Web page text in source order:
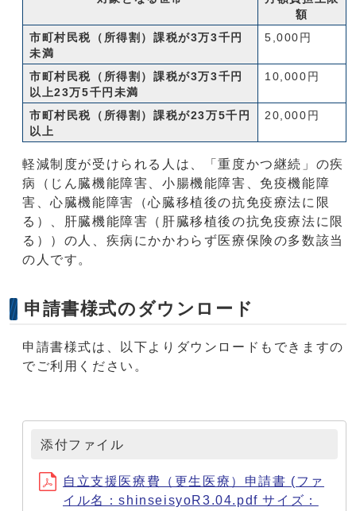
額
市町村民税（所得割）課税が3万3千円
未満
5,000円
市町村民税（所得割）課税が3万3千円
以上23万5千円未満
10,000円
市町村民税（所得割）課税が23万5千円
以上
20,000円
軽減制度が受けられる人は、「重度かつ継続」の疾
病（じん臓機能障害、小腸機能障害、免疫機能障
害、心臓機能障害（心臓移植後の抗免疫療法に限
る）、肝臓機能障害（肝臓移植後の抗免疫療法に限
る））の人、疾病にかかわらず医療保険の多数該当
の人です。
申請書様式のダウンロード
申請書様式は、以下よりダウンロードもできますの
でご利用ください。
添付ファイル
自立支援医療費（更生医療）申請書 (ファ
イル名：shinseisyoR3.04.pdf サイズ：